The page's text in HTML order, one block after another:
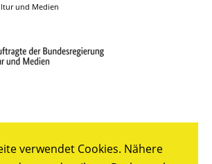
verwendet Cookies. Nähere
und Medien